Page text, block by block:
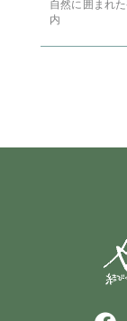
自然に囲まれ
内